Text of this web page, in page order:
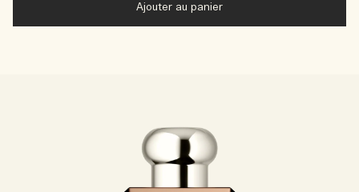
Ajouter au panier